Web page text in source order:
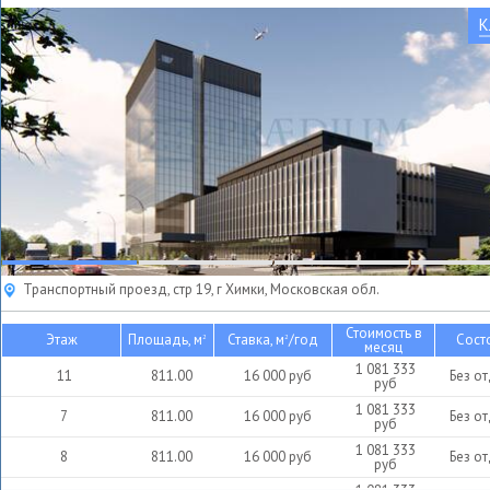
Транспортный проезд, стр 19, г Химки, Московская обл.
Этаж Площадь, м2 Ставка, м2/год Стоимость в
месяц
11
811.00 16 000руб 1 081 333
руб Без
7 811.00 16 000руб 1 081 333
руб Без
8 811.00 16 000руб 1 081 333
руб Без